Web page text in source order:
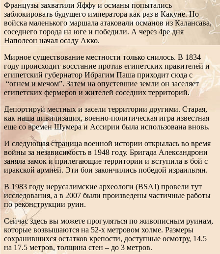
Французы захватили Яффу и османы попытались
заблокировать будущего императора как раз в Какуне. Но
войска маленького маршала атаковали османов из Калансава,
соседнего города на юге и победили. А через 4ре дня
Наполеон начал осаду Акко.
Мирное существование местности только снилось. В 1834
году происходит восстание против египетских правителей и
египетский губернатор Ибрагим Паша приходит сюда с
“огнем и мечом”. Затем на опустевшие земли он заселяет
египетских фермеров и жителей соседних территорий.
Депортируй местных и засели территории другими. Старая,
как наша цивилизация, военно-политическая игра известная
еще со времен Шумера и Ассирии была использована вновь.
И следующая страница военной истории открылась во время
войны за независимость в 1948 году. Бригада Александрони
заняла замок и прилегающие территории и вступила в бой с
иракской армией. Эти бои закончились победой израильтян.
В 1983 году иерусалимские археологи (BSAJ) провели тут
исследования, а в 2007 были произведены частичные работы
по реконструкции руин.
Сейчас здесь вы можете прогуляться по живописным руинам,
которые возвышаются на 52-х метровом холме. Размеры
сохранившихся остатков крепости, доступные осмотру, 14.5
на 17.5 метров, толщина стен – до 3 метров.